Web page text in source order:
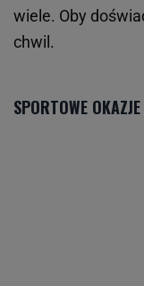
wiele. Oby
chwil.